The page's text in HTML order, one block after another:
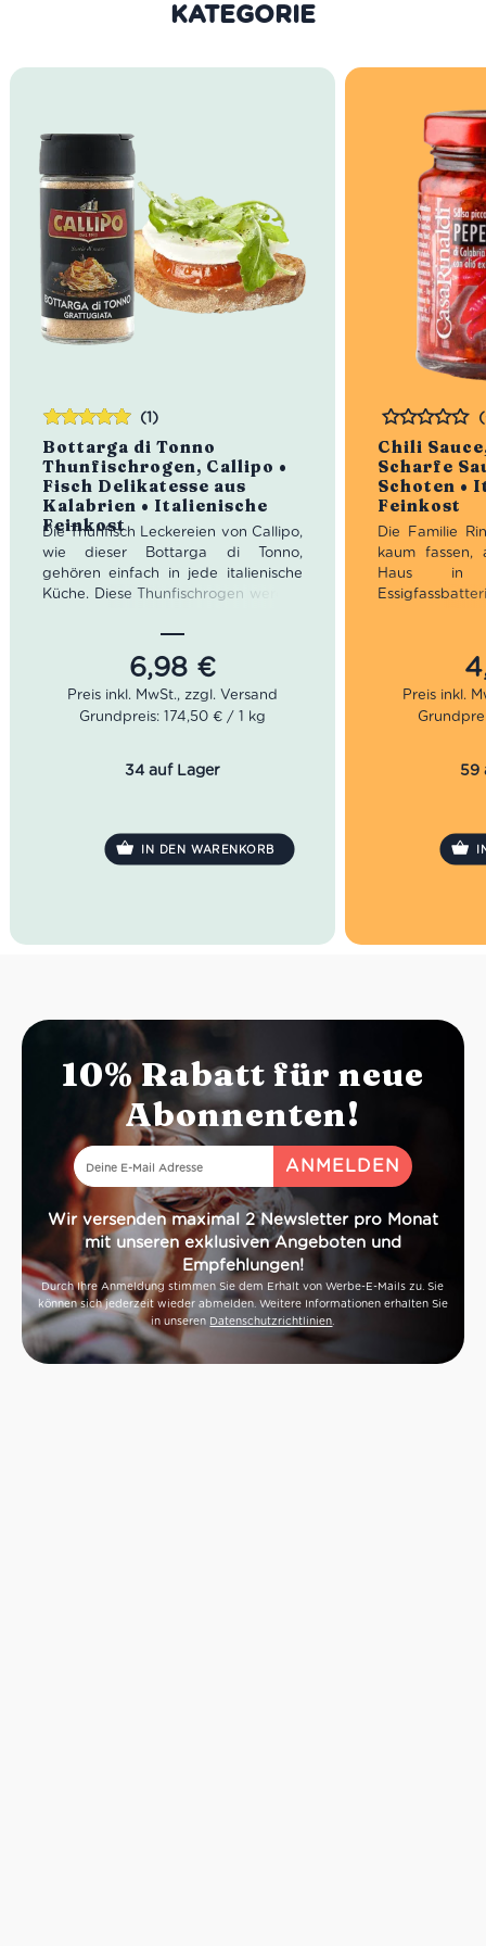
KATEGORIE
Bottarga di Tonno
Thunfischrogen, Callipo •
Fisch Delikatesse aus
Kalabrien • Italienische
Feinkost
(1)
Die Thunfisch Leckereien von Callipo,
wie dieser Bottarga di Tonno,
gehören einfach in jede italienische
Küche. Diese Thunfischrogen werden
hergestellt und vereinen die beste
Qualität des Mittelmeeres. Dank ihres
salzigen Geschmacks kannst Du sie
ideal mit frischer Tomatensoße zum
Würzen eines Nudelgerichts oder
6,98 €
Bewertet
mit5.00von
5
Grundpreis: 174,50 € / 1 kg
34 auf Lager
IN DEN WARENKORB
Chili
Scharfe
Schoten •
Feinkost
Bewertet
Die Familie
kaum
Haus in
als
Modena
sich daraus
Feinkost
was sich das
59
10% Rabatt für neue
Abonnenten!
Wir versenden maximal 2 Newsletter pro Monat
mit unseren exklusiven Angeboten und
Empfehlungen!
Durch Ihre Anmeldung stimmen Sie dem Erhalt von Werbe-E-Mails zu. Sie
können sich jederzeit wieder abmelden. Weitere Informationen erhalten Sie
in unseren Datenschutzrichtlinien